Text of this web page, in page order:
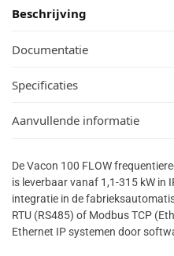
Beschrijving
Documentatie
Specificaties
Aanvullende informatie
De Vacon 100 FLOW
is leverbaar vanaf 1,1-315 kW in
integratie in de
RTU (RS485) of Modbus TCP
Ethernet IP systemen door